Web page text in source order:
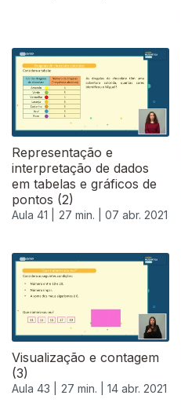
Representação e
interpretação de dados
em tabelas e gráficos de
pontos (2)
Aula 41 | 27 min. | 07 abr. 2021
Visualização e contagem
(3)
Aula 43 | 27 min. | 14 abr. 2021